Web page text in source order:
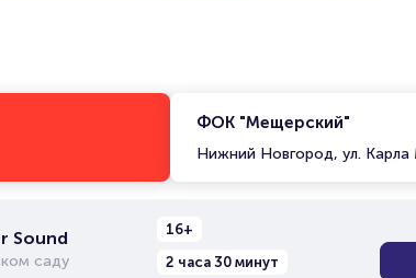
ФОК "Мещерский"
Нижний Новгород, ул. Карла
Sound
саду
16+
2 часа 30 минут